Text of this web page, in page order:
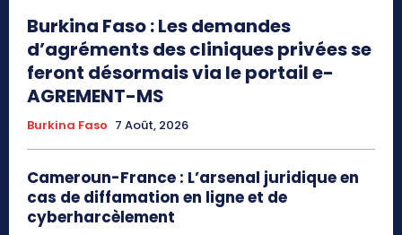
Burkina Faso : Les demandes
d’agréments des cliniques privées se
feront désormais via le portail e-
AGREMENT-MS
Burkina Faso 7 Août, 2026
Cameroun-France : L’arsenal juridique en
cas de diffamation en ligne et de
cyberharcèlement